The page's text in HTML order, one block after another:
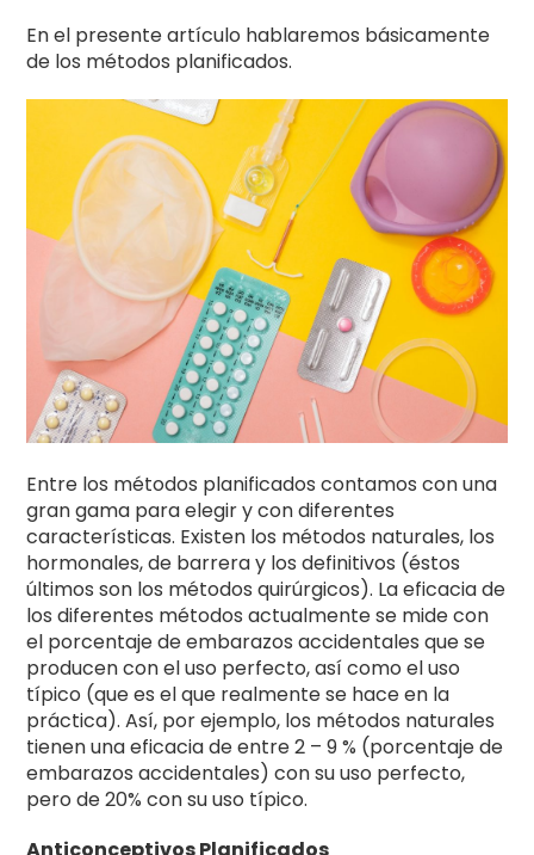
En el presente artículo hablaremos básicamente
de los métodos planificados.
Entre los métodos planificados contamos con una
gran gama para elegir y con diferentes
características. Existen los métodos naturales, los
hormonales, de barrera y los definitivos (éstos
últimos son los métodos quirúrgicos). La eficacia de
los diferentes métodos actualmente se mide con
el porcentaje de embarazos accidentales que se
producen con el uso perfecto, así como el uso
típico (que es el que realmente se hace en la
práctica). Así, por ejemplo, los métodos naturales
tienen una eficacia de entre 2 – 9 % (porcentaje de
embarazos accidentales) con su uso perfecto,
pero de 20% con su uso típico.
Anticonceptivos Planificados